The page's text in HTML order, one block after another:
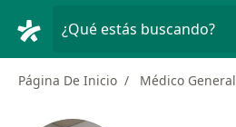
¿Qué estás buscando?
Página De Inicio Médico General